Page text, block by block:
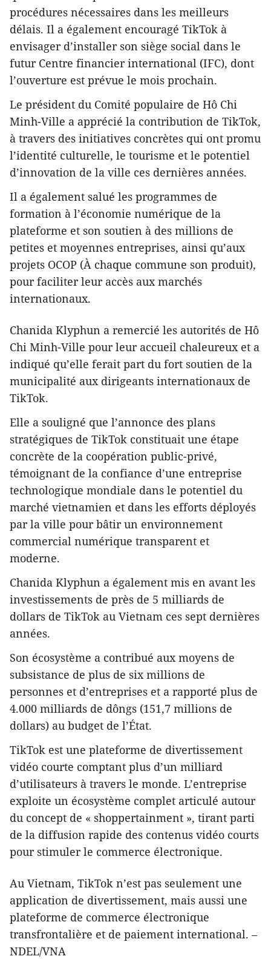
procédures nécessaires dans les meilleurs
délais. Il a également encouragé TikTok à
envisager d’installer son siège social dans le
futur Centre financier international (IFC), dont
l’ouverture est prévue le mois prochain.
Le président du Comité populaire de Hô Chi
Minh-Ville a apprécié la contribution de TikTok,
à travers des initiatives concrètes qui ont promu
l’identité culturelle, le tourisme et le potentiel
d’innovation de la ville ces dernières années.
Il a également salué les programmes de
formation à l’économie numérique de la
plateforme et son soutien à des millions de
petites et moyennes entreprises, ainsi qu’aux
projets OCOP (À chaque commune son produit),
pour faciliter leur accès aux marchés
internationaux.
Chanida Klyphun a remercié les autorités de Hô
Chi Minh-Ville pour leur accueil chaleureux et a
indiqué qu’elle ferait part du fort soutien de la
municipalité aux dirigeants internationaux de
TikTok.
Elle a souligné que l’annonce des plans
stratégiques de TikTok constituait une étape
concrète de la coopération public-privé,
témoignant de la confiance d’une entreprise
technologique mondiale dans le potentiel du
marché vietnamien et dans les efforts déployés
par la ville pour bâtir un environnement
commercial numérique transparent et
moderne.
Chanida Klyphun a également mis en avant les
investissements de près de 5 milliards de
dollars de TikTok au Vietnam ces sept dernières
années.
Son écosystème a contribué aux moyens de
subsistance de plus de six millions de
personnes et d’entreprises et a rapporté plus de
4.000 milliards de dôngs (151,7 millions de
dollars) au budget de l’État.
TikTok est une plateforme de divertissement
vidéo courte comptant plus d’un milliard
d’utilisateurs à travers le monde. L’entreprise
exploite un écosystème complet articulé autour
du concept de « shoppertainment », tirant parti
de la diffusion rapide des contenus vidéo courts
pour stimuler le commerce électronique.
Au Vietnam, TikTok n’est pas seulement une
application de divertissement, mais aussi une
plateforme de commerce électronique
transfrontalière et de paiement international. –
NDEL/VNA